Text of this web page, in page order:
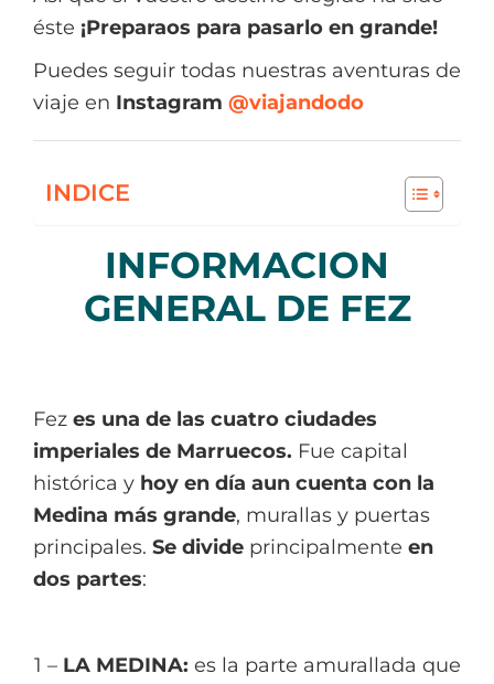
éste ¡Preparaos para pasarlo en grande!
Puedes seguir todas nuestras aventuras de
viaje en Instagram @viajandodo
INDICE
INFORMACION
GENERAL DE FEZ
Fez es una de las cuatro ciudades
imperiales de Marruecos. Fue capital
histórica y hoy en día aun cuenta con la
Medina más grande, murallas y puertas
principales. Se divide principalmente en
dos partes:
1 – LA MEDINA: es la parte amurallada que